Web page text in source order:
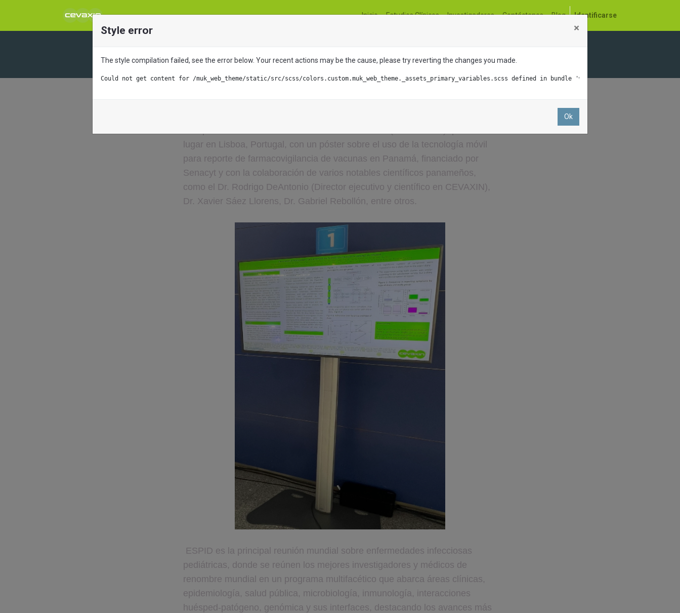
Inicio Estudios Clínicos Investigadores Contáctenos Blog Identificarse
lugar en Lisboa, Portugal, con un póster sobre el uso de la tecnología móvil
para reporte de farmacovigilancia de vacunas en Panamá, financiado por
Senacyt y con la colaboración de varios notables científicos panameños,
como el Dr. Rodrigo DeAntonio (Director ejecutivo y científico en CEVAXIN),
Dr. Xavier Sáez Llorens, Dr. Gabriel Rebollón, entre otros.
ESPID es la principal reunión mundial sobre enfermedades infecciosas
pediátricas, donde se reúnen los mejores investigadores y médicos de
renombre mundial en un programa multifacético que abarca áreas clínicas,
epidemiología, salud pública, microbiología, inmunología, interacciones
huésped-patógeno, genómica y sus interfaces, destacando los avances más
Style error ×
The style compilation failed, see the error below. Your recent actions may be the cause, please try reverting the changes you made.
Could not get content for /muk_web_theme/static/src/scss/colors.custom.muk_web_theme._assets_primary_variables.scss defined in bundle 'web.assets_common'.
Ok